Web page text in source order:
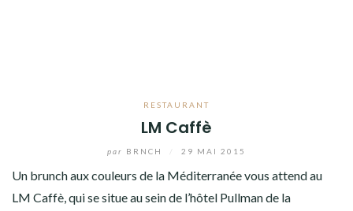
RESTAURANT
LM Caffè
par BRNCH 29 MAI 2015
Un brunch aux couleurs de la Méditerranée vous attend au
LM Caffè, qui se situe au sein de l’hôtel Pullman de la